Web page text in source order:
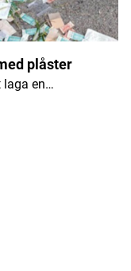
plåster
laga en…